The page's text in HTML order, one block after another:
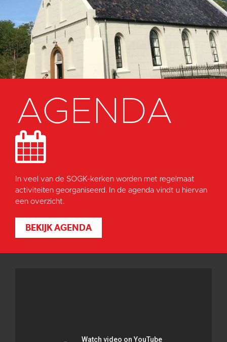
AGENDA
In veel van de SOGK-kerken worden met regelmaat
activiteiten georganiseerd. In de agenda vindt u hiervan
een overzicht.
BEKIJK AGENDA